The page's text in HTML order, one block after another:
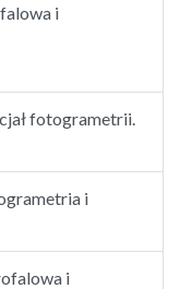
i
fotogrametrii.
i
i